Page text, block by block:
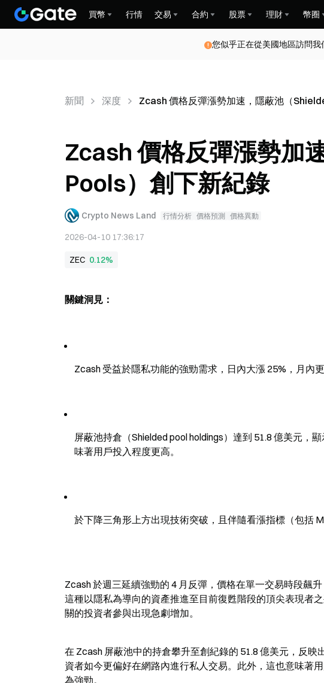
買幣 行情 交易 合約 股票 理財 幣圈
您似乎正在從美國地區訪問我
新聞 深度 Zcash 價格反彈漲勢加速，隱蔽池（
Zcash 價格反彈漲勢加
Pools）創下新紀錄
Crypto News Land 行情分析 價格預測 價格異動
2026-04-10 17:36:17
ZEC 0.12%
關鍵洞見：
Zcash 受益於隱私功能的強勁需求，日內大漲 25%，月內
屏蔽池持倉（Shielded pool holdings）達到 51.8 億美元，
味著用戶投入程度更高。
於下降三角形上方出現技術突破，且伴隨看漲指標（包括
Zcash 於週三延續強勁的 4 月反彈，價格在單一交易時段飆
這種以隱私為導向的資產推進至目前復甦階段的頂尖表現者
關的投資者參與出現急劇增加。
在 Zcash 屏蔽池中的持倉攀升至創紀錄的 51.8 億美元，反
資者如今更偏好在網路內進行私人交易。此外，這也意味著
為強勁。